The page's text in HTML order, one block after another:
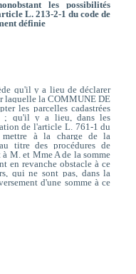
les possibilités
L. 213-2-1 du code de
définie
qu'il y a lieu de déclarer
laquelle la COMMUNE DE
les parcelles cadastrées
; qu'il y a lieu, dans les
de l'article L. 761-1 du
à la charge de la
titre des procédures de
M. et Mme A de la somme
en revanche obstacle à ce
qui ne sont pas, dans la
d'une somme à ce